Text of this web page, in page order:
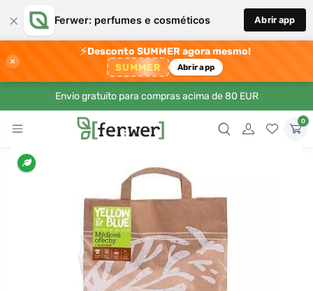
× Ferwer: perfumes e cosméticos Abrir app
×
⚡Desconto SUMMER agora mesmo!
SUMMER Abrir app
Envio gratuito para compras acima de 80 EUR
0